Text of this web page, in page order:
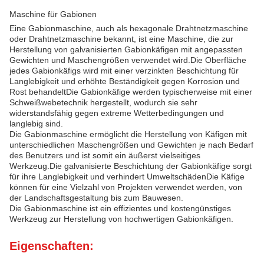
Maschine für Gabionen
Eine Gabionmaschine, auch als hexagonale Drahtnetzmaschine
oder Drahtnetzmaschine bekannt, ist eine Maschine, die zur
Herstellung von galvanisierten Gabionkäfigen mit angepassten
Gewichten und Maschengrößen verwendet wird.Die Oberfläche
jedes Gabionkäfigs wird mit einer verzinkten Beschichtung für
Langlebigkeit und erhöhte Beständigkeit gegen Korrosion und
Rost behandeltDie Gabionkäfige werden typischerweise mit einer
Schweißwebetechnik hergestellt, wodurch sie sehr
widerstandsfähig gegen extreme Wetterbedingungen und
langlebig sind.
Die Gabionmaschine ermöglicht die Herstellung von Käfigen mit
unterschiedlichen Maschengrößen und Gewichten je nach Bedarf
des Benutzers und ist somit ein äußerst vielseitiges
Werkzeug.Die galvanisierte Beschichtung der Gabionkäfige sorgt
für ihre Langlebigkeit und verhindert UmweltschädenDie Käfige
können für eine Vielzahl von Projekten verwendet werden, von
der Landschaftsgestaltung bis zum Bauwesen.
Die Gabionmaschine ist ein effizientes und kostengünstiges
Werkzeug zur Herstellung von hochwertigen Gabionkäfigen.
Eigenschaften: